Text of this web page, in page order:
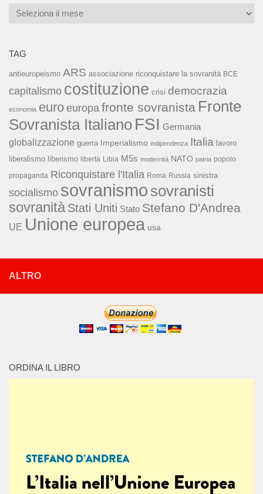
Archivi
TAG
antieuropeismo ARS associazione riconquistare la sovranità BCE
capitalismo costituzione crisi democrazia
economia euro europa fronte sovranista Fronte
Sovranista Italiano FSI Germania
globalizzazione guerra Imperialismo indipendenza Italia lavoro
liberalismo liberismo libertà Libia M5s modernità NATO patria popolo
propaganda Riconquistare l'Italia Roma Russia sinistra
socialismo sovranismo sovranisti
sovranità Stati Uniti Stato Stefano D'Andrea
UE Unione europea usa
ALTRO
ORDINA IL LIBRO